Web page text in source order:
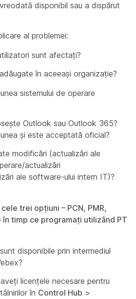
disponibil sau a dispărut
al problemei:
sunt afectați?
în aceeași organizație?
sistemului de operare
Outlook sau Outlook 365?
și este acceptată oficial?
modificări (actualizări ale
actualizări
ale software-ului intern IT)?
trei opțiuni – PCN, PMR,
în timp ce programați utilizând PT
disponibile prin intermediul
licențele necesare pentru
în Control Hub >